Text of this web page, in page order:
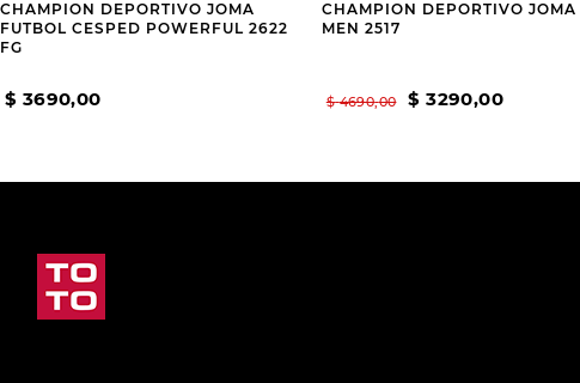
CHAMPION DEPORTIVO JOMA
FUTBOL CESPED POWERFUL 2622
FG
$ 3690,00
CHAMPION DEPORTIVO JOMA
MEN 2517
$ 4690,00 $ 3290,00